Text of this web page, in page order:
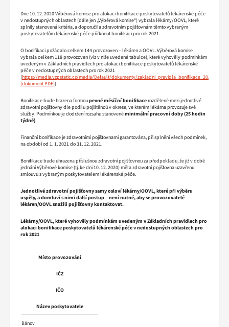
Dne 10. 12. 2020 Výběrová komise pro alokaci bonifikace poskytovatelů lékárenské péče
v nedostupných oblastech (dále jen „Výběrová komise“) vybrala lékárny/OOVL, které
splnily stanovená kritéria, a doporučila zdravotním pojišťovnám těmto vybraným
poskytovatelům lékárenské péče přiřknout bonifikaci pro rok 2021.
O bonifikaci požádalo celkem 144 provozoven – lékáren a OOVL. Výběrová komise
vybrala celkem 118 provozoven (viz v níže uvedené tabulce), které vyhověly podmínkám
uvedeným v Základních pravidlech pro alokaci bonifikace poskytovatelů lékárenské
péče v nedostupných oblastech pro rok 2021
(https://media.vzpstatic.cz/media/Default/dokumenty/zakladni_pravidla_bonifikace_2021.pdf
).
Bonifikace bude hrazena formoupevné měsíční bonifikacerozdělené mezi jednotlivé
zdravotní pojišťovny dle podílu pojištěnců v okrese, ve kterém lékárna provozuje své
služby. Podmínkou je dodržení rozsahu stanovenéminimální pracovní doby (25 hodin
týdně).
Finanční bonifikace je zdravotními pojišťovnami garantována, při splnění všech podmínek,
na období od 1. 1. 2021 do 31. 12. 2021.
Bonifikace bude uhrazena příslušnou zdravotní pojišťovnou za předpokladu, že již v době
jednání Výběrové komise (tj. ke dni 10. 12. 2020) měla zdravotní pojišťovna uzavřenu
smlouvu s vybraným poskytovatelem lékárenské péče.
Jednotlivé zdravotní pojišťovny samy osloví lékárny/OOVL, které při výběru
uspěly, a domluví s nimi další postup – není nutné, aby se provozovatelé
lékáren/OOVL snažili pojišťovny kontaktovat.
Lékárny/OOVL, které vyhověly podmínkám uvedeným v Základních pravidlech pro
alokaci bonifikace poskytovatelů lékárenské péče v nedostupných oblastech pro
rok 2021
Místo provozování
IČZ
IČO
Název poskytovatele
Bánov